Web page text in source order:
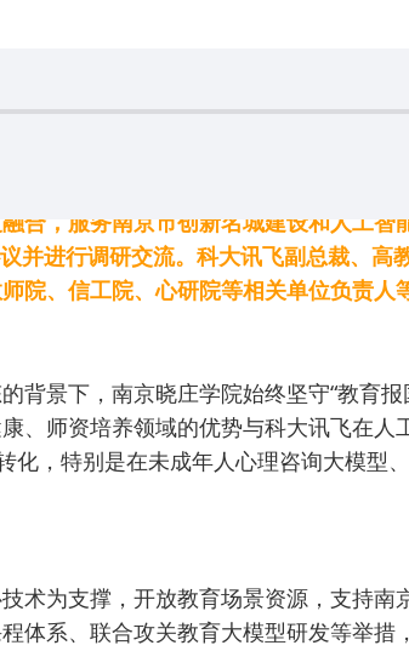
合，服务南京市创新名城建设和人工
并进行调研交流。科大讯飞副总裁、
院、信工院、心研院等相关单位负责人
背景下，南京晓庄学院始终坚守“教育
、师资培养领域的优势与科大讯飞在
化，特别是在未成年人心理咨询大模
为支撑，开放教育场景资源，支持
体系、联合攻关教育大模型研发等举